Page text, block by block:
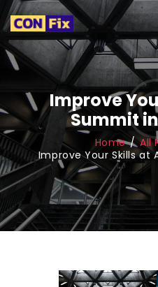
Improve
Summit
Home All
Improve Your Skills at
HOME
ABOUT
OUR
OUR TEAM
CAREER
BLOG
CONTACTS